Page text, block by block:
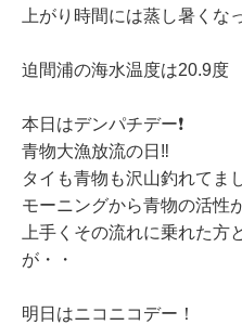
上がり時間には蒸し暑くな
迫間浦の海水温度は20.9度
本日はデンパチデー❗️
青物大漁放流の日‼️
タイも青物も沢山釣れてま
モーニングから青物の活性
上手くその流れに乗れた
が・・
明日はニコニコデー！